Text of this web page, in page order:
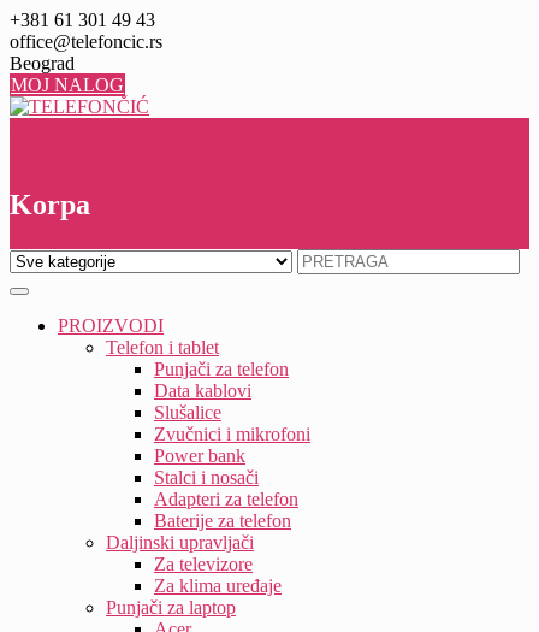
Skip
to
content
+381 61 301 49 43
office@telefoncic.rs
Beograd
MOJ NALOG
Korpa
PROIZVODI
Telefon i tablet
Punjači za telefon
Data kablovi
Slušalice
Zvučnici i mikrofoni
Power bank
Stalci i nosači
Adapteri za telefon
Baterije za telefon
Daljinski upravljači
Za televizore
Za klima uređaje
Punjači za laptop